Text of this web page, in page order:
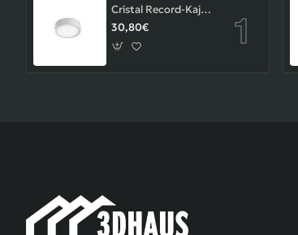
Cristal Record-Kaju Φωτιστικό Οροφής/Επιτοίχιο LED 8W, Γκρι
30,80€